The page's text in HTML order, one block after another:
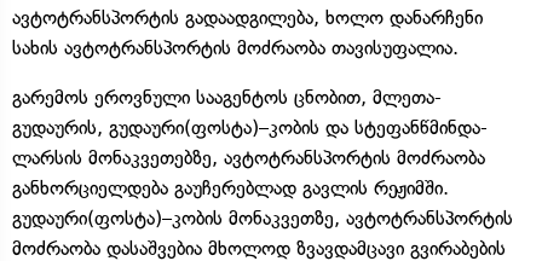
ავტოტრანსპორტის გადაადგილება, ხოლო დანარჩენი
სახის ავტოტრანსპორტის მოძრაობა თავისუფალია.
გარემოს ეროვნული სააგენტოს ცნობით, მლეთა-
გუდაურის, გუდაური(ფოსტა)–კობის და სტეფანწმინდა-
ლარსის მონაკვეთებზე, ავტოტრანსპორტის მოძრაობა
განხორციელდება გაუჩერებლად გავლის რეჟიმში.
გუდაური(ფოსტა)–კობის მონაკვეთზე, ავტოტრანსპორტის
მოძრაობა დასაშვებია მხოლოდ ზვავდამცავი გვირაბების